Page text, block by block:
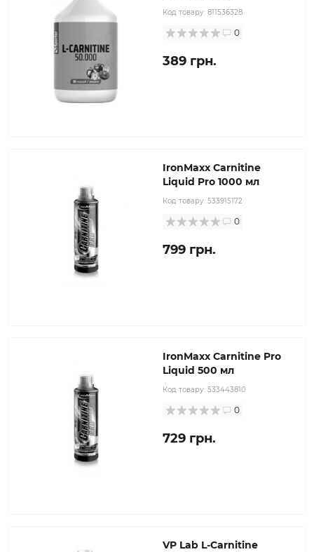
Код товару: 811536328
0
389 грн.
IronMaxx Carnitine
Liquid Pro 1000 мл
Код товару: 533915172
0
799 грн.
IronMaxx Carnitine Pro
Liquid 500 мл
Код товару: 533443810
0
729 грн.
VP Lab L-Carnitine